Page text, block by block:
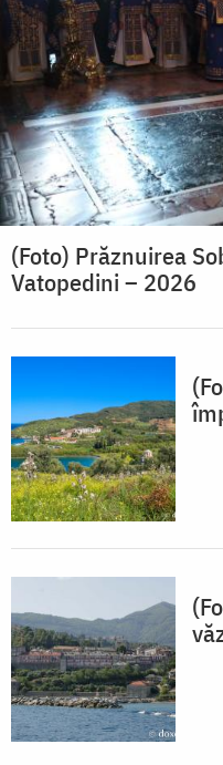
(Foto) Prăznuirea
Vatopedini – 2026